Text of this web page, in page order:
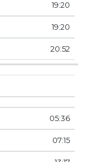
19:20
19:20
20:52
05:36
07:15